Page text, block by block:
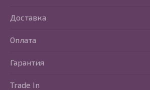
Доставка
Оплата
Гарантия
Trade In